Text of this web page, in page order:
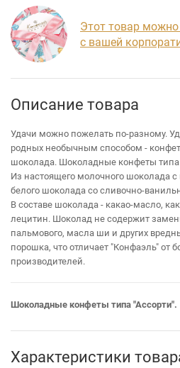
Этот товар можно
с вашей
Описание товара
Удачи можно пожелать по-разному.
родных необычным способом -
шоколада. Шоколадные конфеты типа
Из настоящего молочного шоколада
белого шоколада со сливочно-
В составе шоколада - какао-масло,
лецитин. Шоколад не содержит
пальмового, масла ши и других
порошка, что отличает "Конфаэль" от
производителей.
Шоколадные конфеты типа "Ассорти".
Характеристики